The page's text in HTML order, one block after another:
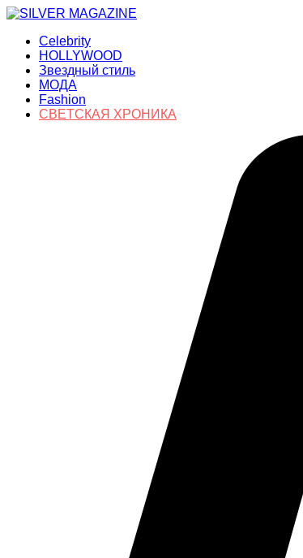
Celebrity
HOLLYWOOD
Звездный стиль
МОДА
Fashion
СВЕТСКАЯ ХРОНИКА